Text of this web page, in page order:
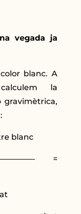
vegada ja
blanc. A
la
gravimètrica,
blanc
=